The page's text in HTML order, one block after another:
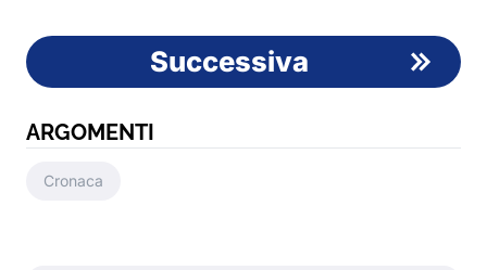
Successiva
ARGOMENTI
Cronaca